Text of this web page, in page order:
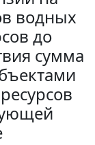
водных
до
сумма